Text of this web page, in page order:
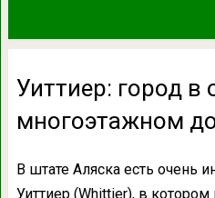
Уиттиер: город в
многоэтажном
В штате Аляска есть очень
Уиттиер (Whittier), в